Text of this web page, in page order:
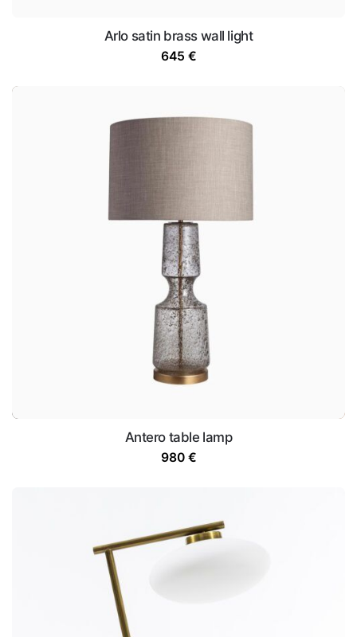
Arlo satin brass wall light
645 €
Antero table lamp
980 €